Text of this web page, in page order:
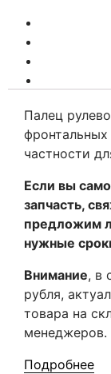
Палец
фронтальных
частности
Если вы
запчасть,
предложим
нужные
Внимание, в
рубля,
товара на
менеджеров.
Подробнее